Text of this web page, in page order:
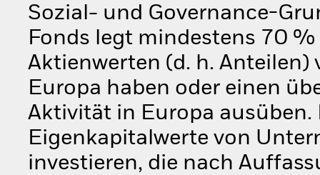
Sozial- und Governance-
Fonds legt mindestens 70
Aktienwerten (d. h.
Europa haben oder einen
Aktivität in Europa ausüben.
Eigenkapitalwerte von
investieren, die nach